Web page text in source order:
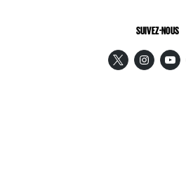
SUIVEZ-NOUS